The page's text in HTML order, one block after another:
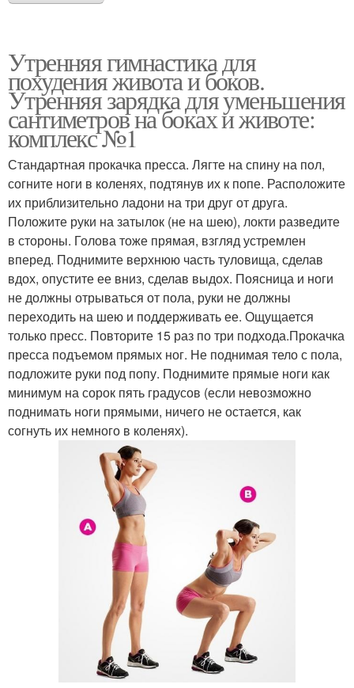
Утренняя гимнастика для
похудения живота и боков.
Утренняя зарядка для уменьшения
сантиметров на боках и животе:
комплекс №1
Стандартная прокачка пресса. Лягте на спину на пол,
согните ноги в коленях, подтянув их к попе. Расположите
их приблизительно ладони на три друг от друга.
Положите руки на затылок (не на шею), локти разведите
в стороны. Голова тоже прямая, взгляд устремлен
вперед. Поднимите верхнюю часть туловища, сделав
вдох, опустите ее вниз, сделав выдох. Поясница и ноги
не должны отрываться от пола, руки не должны
переходить на шею и поддерживать ее. Ощущается
только пресс. Повторите 15 раз по три подхода.Прокачка
пресса подъемом прямых ног. Не поднимая тело с пола,
подложите руки под попу. Поднимите прямые ноги как
минимум на сорок пять градусов (если невозможно
поднимать ноги прямыми, ничего не остается, как
согнуть их немного в коленях).